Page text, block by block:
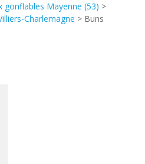
gonflables Mayenne (53) >
Charlemagne > Buns